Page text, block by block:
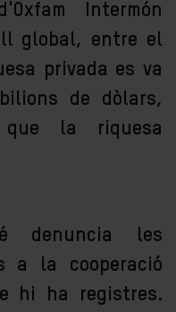
Intermón
global, entre el
privada es va
de dòlars,
la riquesa
denuncia les
a la cooperació
hi ha registres.